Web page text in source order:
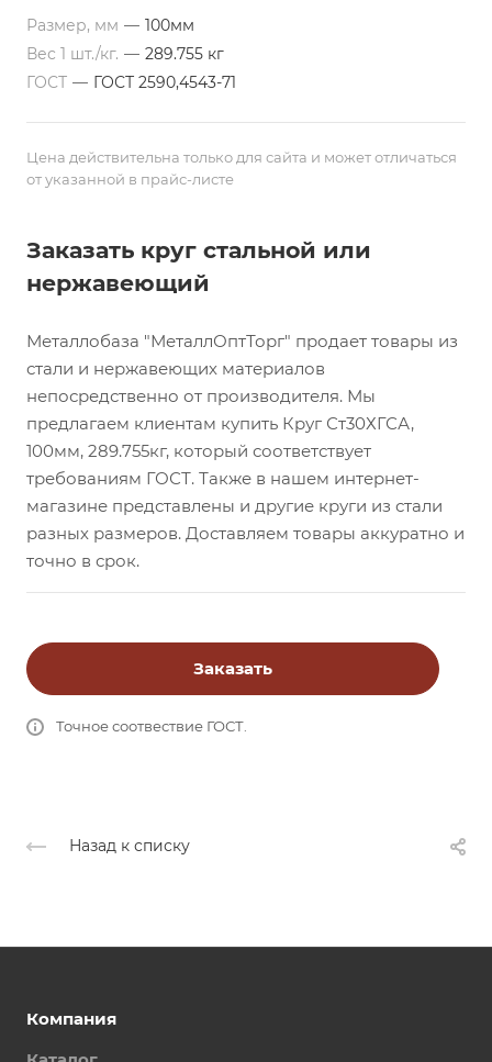
Размер, мм — 100мм
Вес 1 шт./кг. — 289.755 кг
ГОСТ — ГОСТ 2590,4543-71
Цена действительна только для сайта и может отличаться
от указанной в прайс-листе
Заказать круг стальной или
нержавеющий
Металлобаза "МеталлОптТорг" продает товары из
стали и нержавеющих материалов
непосредственно от производителя. Мы
предлагаем клиентам купить Круг Ст30ХГСА,
100мм, 289.755кг, который соответствует
требованиям ГОСТ. Также в нашем интернет-
магазине представлены и другие круги из стали
разных размеров. Доставляем товары аккуратно и
точно в срок.
Заказать
Точное соотвествие ГОСТ.
Назад к списку
Компания